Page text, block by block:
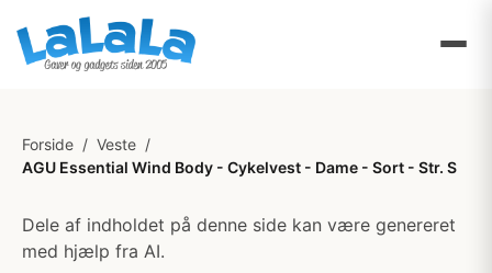
Forside / Veste /
AGU Essential Wind Body - Cykelvest - Dame - Sort - Str. S
Dele af indholdet på denne side kan være genereret
med hjælp fra AI.